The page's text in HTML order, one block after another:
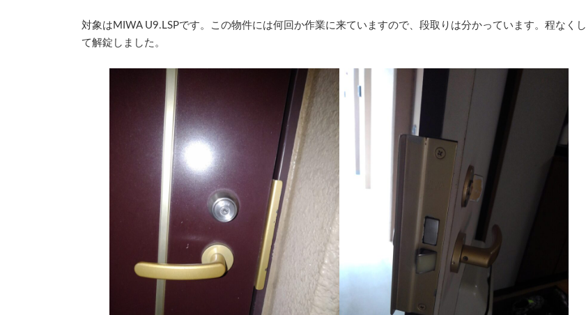
対象はMIWA U9.LSPです。この物件には何回か作業に来ていますので、段取りは分かっています。程なくし
て解錠しました。